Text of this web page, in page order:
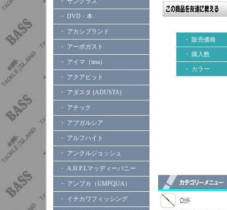
・ DVD・本
・ アカシブランド
・ アーボガスト
・ アイマ（ima）
・ アクアビット
・ アダスタ (ADUSTA)
・ アチック
・ アブガルシア
・ アルフハイト
・ アンクルジョッシュ
・ A.H.P.Lマッディーバニー
・ アンプカ（UMPQUA）
・ イチカワフィッシング
・ 販売価格
・ 購入数
・ カラー